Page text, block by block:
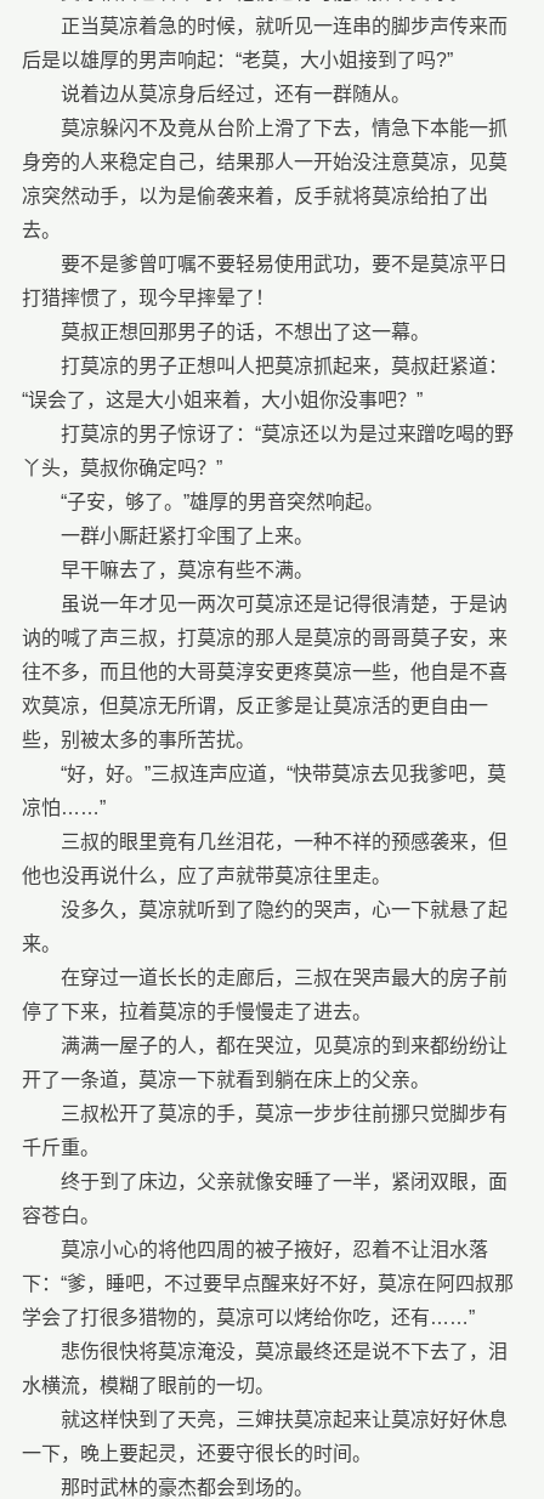
正当莫凉着急的时候，就听见一连串的脚步声传来而
后是以雄厚的男声响起：“老莫，大小姐接到了吗?”
说着边从莫凉身后经过，还有一群随从。
莫凉躲闪不及竟从台阶上滑了下去，情急下本能一抓
身旁的人来稳定自己，结果那人一开始没注意莫凉，见莫
凉突然动手，以为是偷袭来着，反手就将莫凉给拍了出
去。
要不是爹曾叮嘱不要轻易使用武功，要不是莫凉平日
打猎摔惯了，现今早摔晕了！
莫叔正想回那男子的话，不想出了这一幕。
打莫凉的男子正想叫人把莫凉抓起来，莫叔赶紧道：
“误会了，这是大小姐来着，大小姐你没事吧？”
打莫凉的男子惊讶了：“莫凉还以为是过来蹭吃喝的野
丫头，莫叔你确定吗？”
“子安，够了。”雄厚的男音突然响起。
一群小厮赶紧打伞围了上来。
早干嘛去了，莫凉有些不满。
虽说一年才见一两次可莫凉还是记得很清楚，于是讷
讷的喊了声三叔，打莫凉的那人是莫凉的哥哥莫子安，来
往不多，而且他的大哥莫淳安更疼莫凉一些，他自是不喜
欢莫凉，但莫凉无所谓，反正爹是让莫凉活的更自由一
些，别被太多的事所苦扰。
“好，好。”三叔连声应道，“快带莫凉去见我爹吧，莫
凉怕……”
三叔的眼里竟有几丝泪花，一种不祥的预感袭来，但
他也没再说什么，应了声就带莫凉往里走。
没多久，莫凉就听到了隐约的哭声，心一下就悬了起
来。
在穿过一道长长的走廊后，三叔在哭声最大的房子前
停了下来，拉着莫凉的手慢慢走了进去。
满满一屋子的人，都在哭泣，见莫凉的到来都纷纷让
开了一条道，莫凉一下就看到躺在床上的父亲。
三叔松开了莫凉的手，莫凉一步步往前挪只觉脚步有
千斤重。
终于到了床边，父亲就像安睡了一半，紧闭双眼，面
容苍白。
莫凉小心的将他四周的被子掖好，忍着不让泪水落
下：“爹，睡吧，不过要早点醒来好不好，莫凉在阿四叔那
学会了打很多猎物的，莫凉可以烤给你吃，还有……”
悲伤很快将莫凉淹没，莫凉最终还是说不下去了，泪
水横流，模糊了眼前的一切。
就这样快到了天亮，三婶扶莫凉起来让莫凉好好休息
一下，晚上要起灵，还要守很长的时间。
那时武林的豪杰都会到场的。